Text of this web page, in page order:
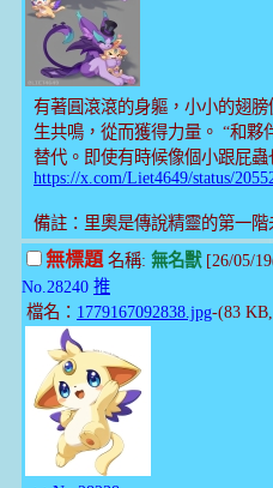
有著圓滾滾的身軀，小小的翅
生共鳴，從而獲得力量。 “和
替代。即使有時候像個小跟屁蟲
https://x.com/Liet4649/status/
備註：里奧是傳說精靈的第一階
無標題名稱: 無名獸[26/05/
No.28240 推
檔名： 1779167092838.jpg-(83